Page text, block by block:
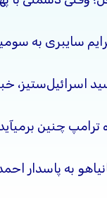
جرایم سایبری به
اسرائیل‌ستیز،
ترامپ چنین
به پاسدار